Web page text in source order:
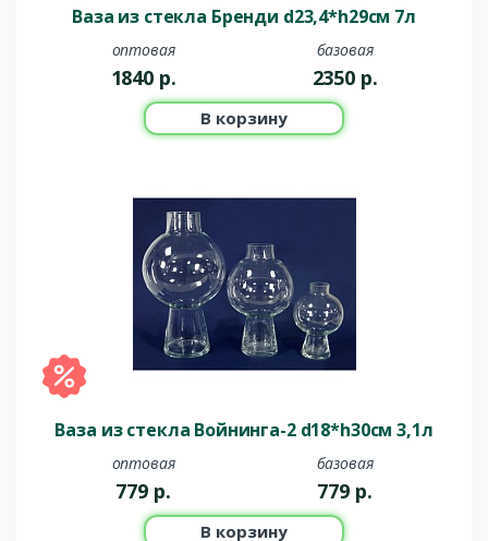
Ваза из стекла Бренди d23,4*h29см 7л
оптовая
1840 р.
базовая
2350 р.
В корзину
Ваза из стекла Войнинга-2 d18*h30см 3,1л
оптовая
779 р.
базовая
779 р.
В корзину